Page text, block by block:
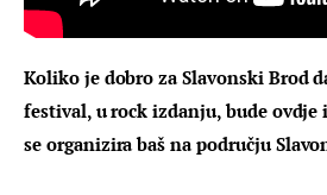
Koliko je dobro za Slavonski Brod
festival, u rock izdanju, bude ovdje
se organizira baš na području